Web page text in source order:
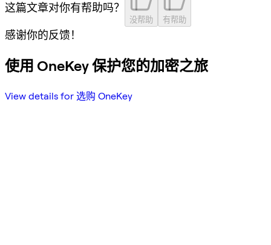
这篇文章对你有帮助吗？
没帮助 有帮助
感谢你的反馈！
使用 OneKey 保护您的加密之旅
View details for 选购 OneKey